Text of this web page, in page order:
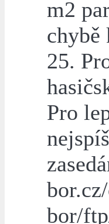
m2
chybě
25.
Pro
bor/